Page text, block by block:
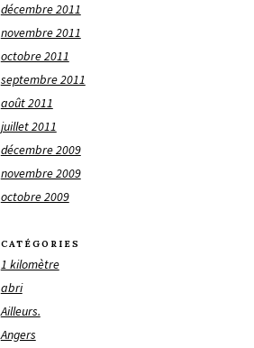
décembre 2011
novembre 2011
octobre 2011
septembre 2011
août 2011
juillet 2011
décembre 2009
novembre 2009
octobre 2009
CATÉGORIES
1 kilomètre
abri
Ailleurs.
Angers